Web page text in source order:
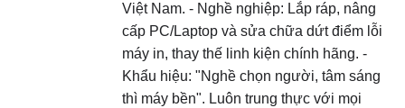
Việt Nam. - Nghề nghiệp: Lắp ráp, nâng
cấp PC/Laptop và sửa chữa dứt điểm lỗi
máy in, thay thế linh kiện chính hãng. -
Khẩu hiệu: "Nghề chọn người, tâm sáng
thì máy bền". Luôn trung thực với mọi